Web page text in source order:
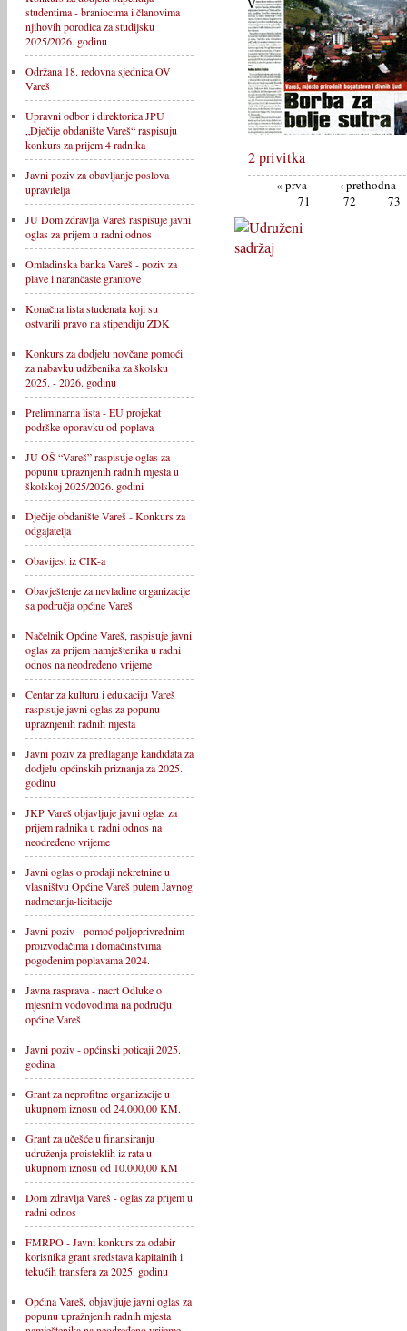
studentima - braniocima i članovima
njihovih porodica za studijsku
2025/2026. godinu
Održana 18. redovna sjednica OV
Vareš
Upravni odbor i direktorica JPU
„Dječije obdanište Vareš“ raspisuju
konkurs za prijem 4 radnika
Javni poziv za obavljanje poslova
upravitelja
JU Dom zdravlja Vareš raspisuje javni
oglas za prijem u radni odnos
Omladinska banka Vareš - poziv za
plave i narančaste grantove
Konačna lista studenata koji su
ostvarili pravo na stipendiju ZDK
Konkurs za dodjelu novčane pomoći
za nabavku udžbenika za školsku
2025. - 2026. godinu
Preliminarna lista - EU projekat
podrške oporavku od poplava
JU OŠ “Vareš” raspisuje oglas za
popunu upražnjenih radnih mjesta u
školskoj 2025/2026. godini
Dječije obdanište Vareš - Konkurs za
odgajatelja
Obavijest iz CIK-a
Obavještenje za nevladine organizacije
sa područja općine Vareš
Načelnik Općine Vareš, raspisuje javni
oglas za prijem namještenika u radni
odnos na neodređeno vrijeme
Centar za kulturu i edukaciju Vareš
raspisuje javni oglas za popunu
upražnjenih radnih mjesta
Javni poziv za predlaganje kandidata za
dodjelu općinskih priznanja za 2025.
godinu
JKP Vareš objavljuje javni oglas za
prijem radnika u radni odnos na
neodređeno vrijeme
Javni oglas o prodaji nekretnine u
vlasništvu Općine Vareš putem Javnog
nadmetanja-licitacije
Javni poziv - pomoć poljoprivrednim
proizvođačima i domaćinstvima
pogođenim poplavama 2024.
Javna rasprava - nacrt Odluke o
mjesnim vodovodima na području
općine Vareš
Javni poziv - općinski poticaji 2025.
godina
Grant za neprofitne organizacije u
ukupnom iznosu od 24.000,00 KM.
Grant za učešće u finansiranju
udruženja proisteklih iz rata u
ukupnom iznosu od 10.000,00 KM
Dom zdravlja Vareš - oglas za prijem u
radni odnos
FMRPO - Javni konkurs za odabir
korisnika grant sredstava kapitalnih i
tekućih transfera za 2025. godinu
Općina Vareš, objavljuje javni oglas za
popunu upražnjenih radnih mjesta
2 privitka
« prva
‹ prethodna
71
72 73